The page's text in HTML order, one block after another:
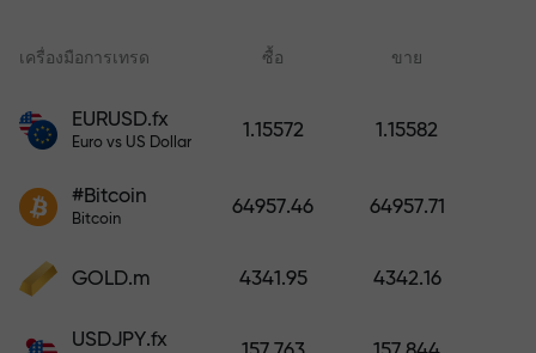
ปกป้อง!
ผิด ยิ่งฝากมาก ตัวคูณยิ่งสูง
เครื่องมือการเทรด ซื้อ ขาย
EURUSD.fx
Euro vs US Dollar
1.15572 1.15582
#Bitcoin
Bitcoin
64957.46 64957.71
GOLD.m 4341.95 4342.16
USDJPY.fx